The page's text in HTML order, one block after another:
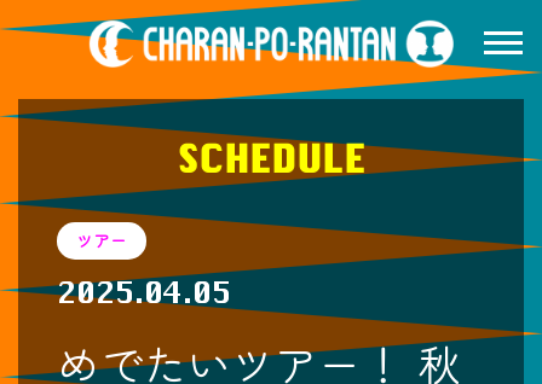
SCHEDULE
ツアー
2025.04.05
めでたいツアー！ 秋